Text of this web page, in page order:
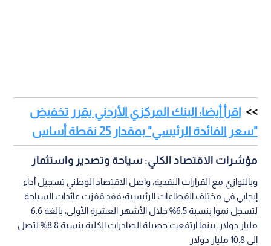
اقرأ أيضا: البنك المركزي الأردني يقرر تخفيض
"سعر الفائدة الرئيسي" بمقدار 25 نقطة أساس
مؤشرات الاقتصاد الكلي: سياحة وتصدير واستثمار
وبالتوازي مع القرارات النقدية، واصل الاقتصاد الوطني تسجيل أداء
إيجابي في مختلف القطاعات الرئيسية؛ فقد قفزت عائدات السياحة
لتسجل نموا بنسبة 6.5% خلال الأشهر العشرة الأولى، بالغة 6.6
مليار دولار، بينما ارتفعت حصيلة الصادرات الكلية بنسبة 8.8% لتصل
إلى 10.8 مليار دولار.